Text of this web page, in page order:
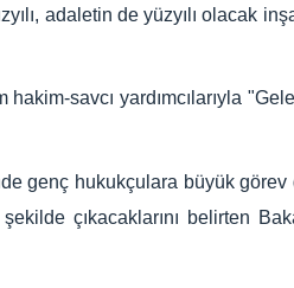
adaletin de yüzyılı olacak
savcı yardımcılarıyla
genç hukukçulara büyük görev
çıkacaklarını belirten